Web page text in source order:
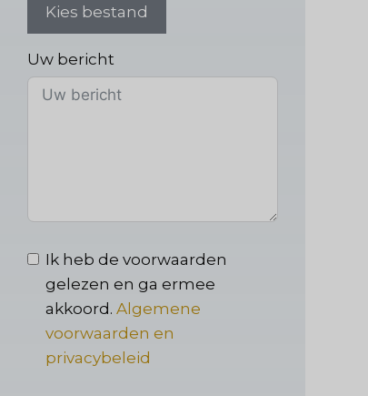
Kies bestand
Uw bericht
Ik heb de voorwaarden
gelezen en ga ermee
akkoord. Algemene
voorwaarden en
privacybeleid